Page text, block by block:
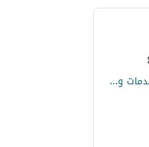
تاون هاوس للبيع بسعر ميمز داخل كمبوند متكامل الخدمات ومن ارقي المجتمعات السكنيه علي طريق السويس دقايق من مدينتي .